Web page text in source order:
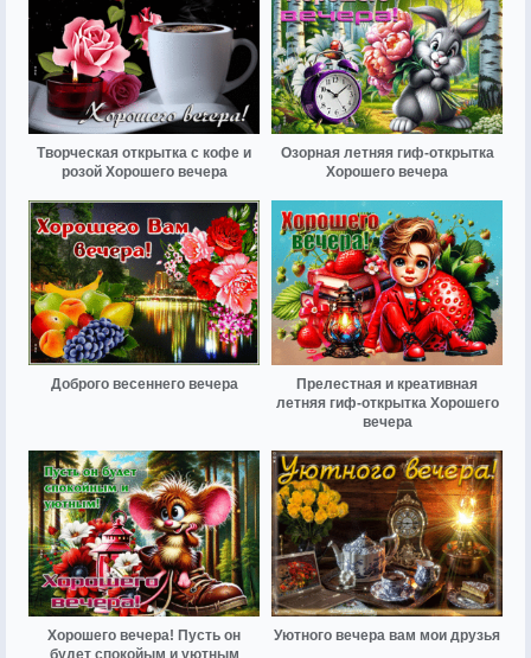
Творческая открытка с кофе и
розой Хорошего вечера
Озорная летняя гиф-открытка
Хорошего вечера
Доброго весеннего вечера
Прелестная и креативная
летняя гиф-открытка Хорошего
вечера
Хорошего вечера! Пусть он
будет спокойым и уютным
Уютного вечера вам мои друзья